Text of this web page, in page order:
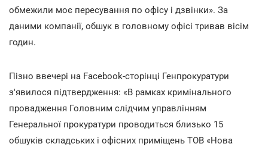
обмежили моє пересування по офісу і дзвінки». За
даними компанії, обшук в головному офісі тривав вісім
годин.
Пізно ввечері на Facebook-сторінці Генпрокуратури
з'явилося підтвердження: «В рамках кримінального
провадження Головним слідчим управлінням
Генеральної прокуратури проводиться близько 15
обшуків складських і офісних приміщень ТОВ «Нова